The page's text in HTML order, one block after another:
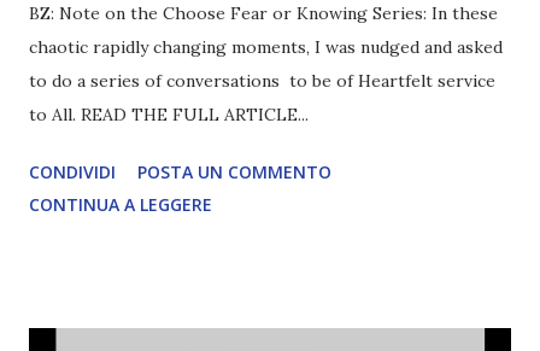
BZ: Note on the Choose Fear or Knowing Series: In these
chaotic rapidly changing moments, I was nudged and asked
to do a series of conversations to be of Heartfelt service
to All. READ THE FULL ARTICLE...
CONDIVIDI
POSTA UN COMMENTO
CONTINUA A LEGGERE